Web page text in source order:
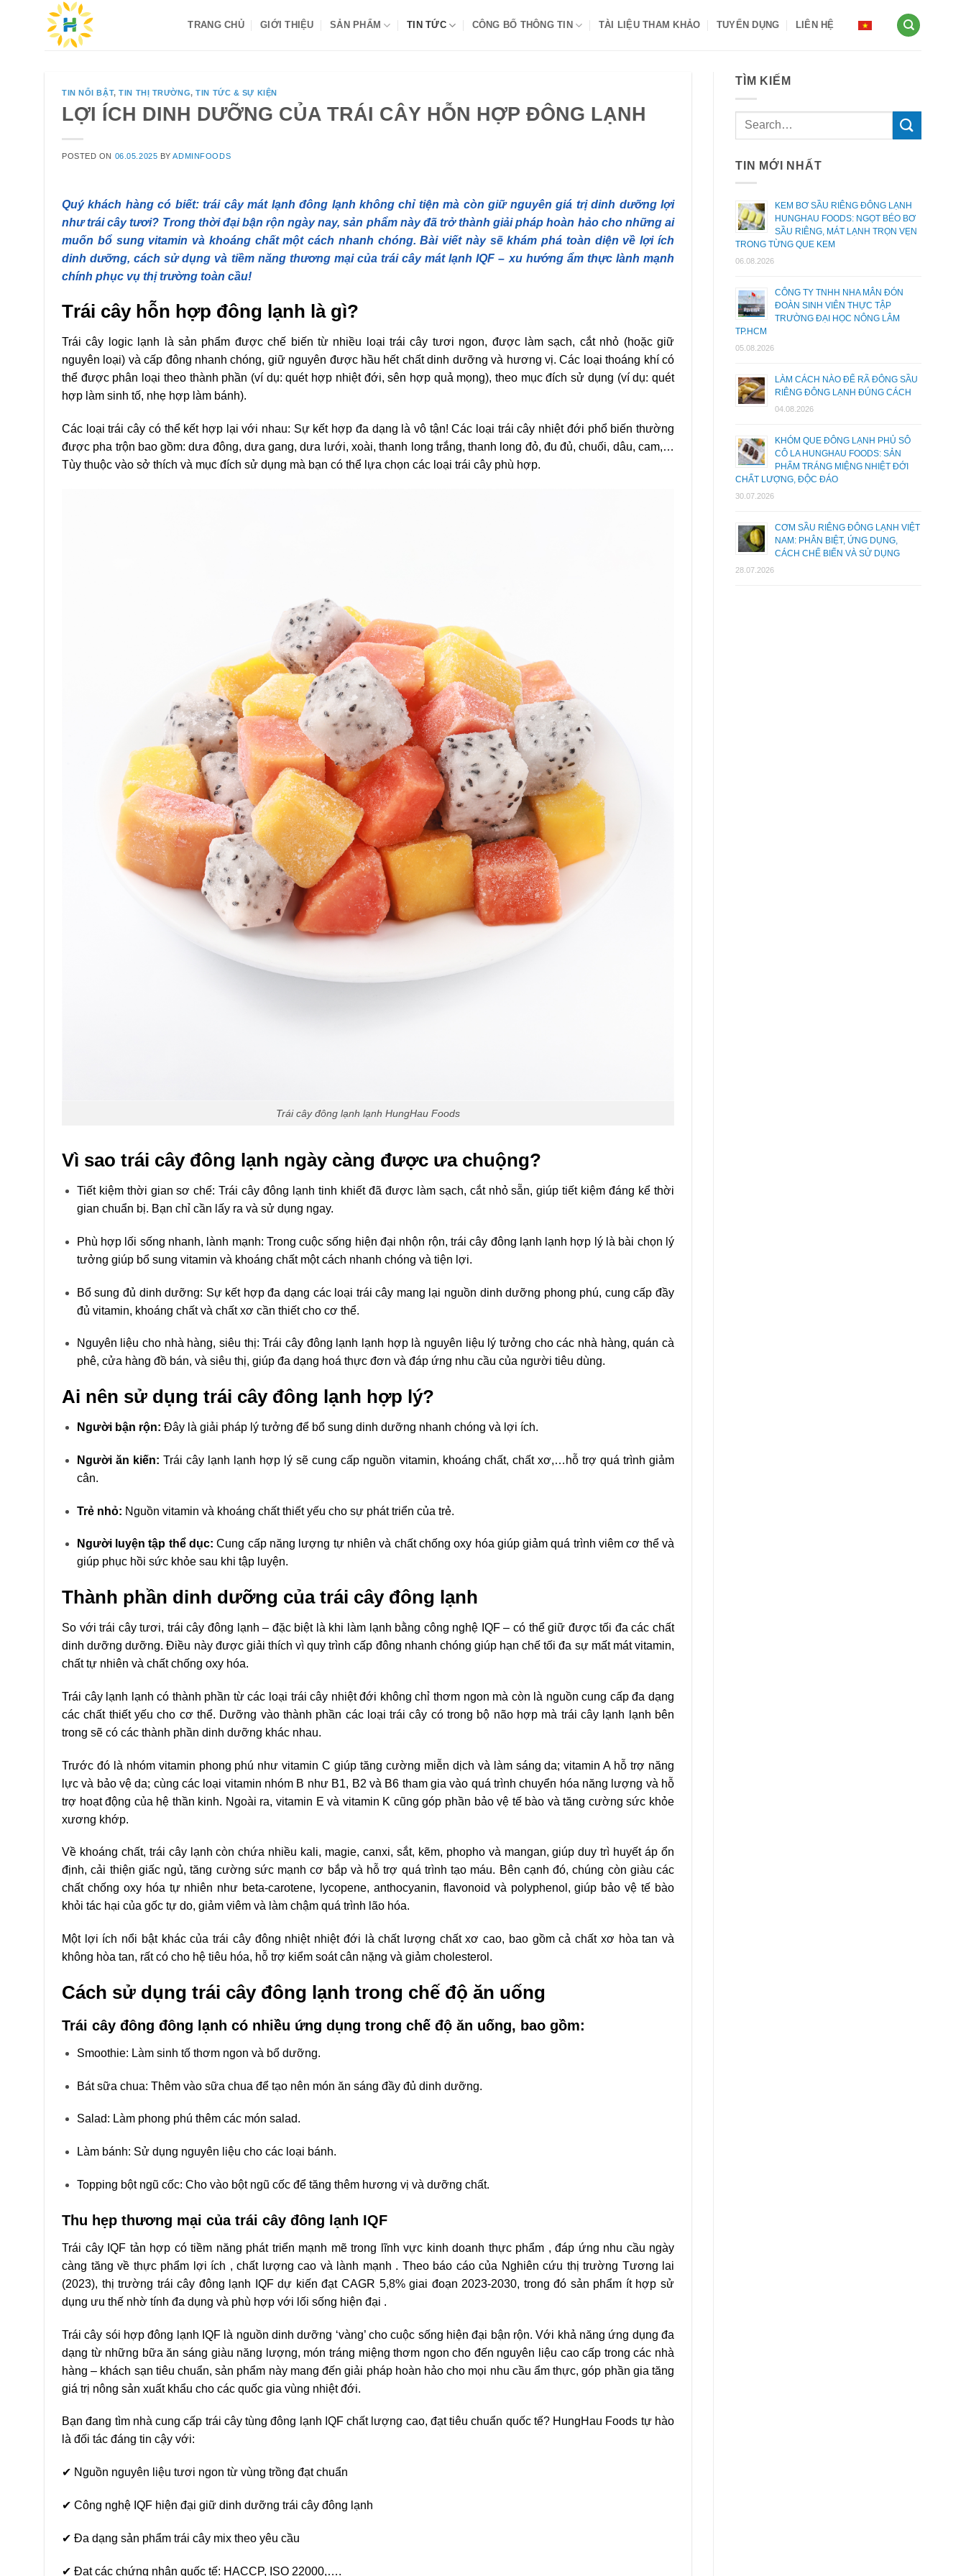
TRANG CHỦ GIỚI THIỆU SẢN PHẨM TIN TỨC CÔNG BỐ THÔNG TIN TÀI LIỆU THAM KHẢO TUYỂN DỤNG LIÊN HỆ
TIN NỔI BẬT,TIN THỊ TRƯỜNG,TIN TỨC & SỰ KIỆN
LỢI ÍCH DINH DƯỠNG CỦA TRÁI CÂY HỖN HỢP ĐÔNG LẠNH
POSTED ON 06.05.2025 BYADMINFOODS
Quý khách hàng có biết: trái cây mát lạnh đông lạnh không chỉ tiện mà còn giữ nguyên giá trị dinh dưỡng lợi
như trái cây tươi? Trong thời đại bận rộn ngày nay, sản phẩm này đã trở thành giải pháp hoàn hảo cho những ai
muốn bổ sung vitamin và khoáng chất một cách nhanh chóng. Bài viết này sẽ khám phá toàn diện về lợi ích
dinh dưỡng, cách sử dụng và tiềm năng thương mại của trái cây mát lạnh IQF – xu hướng ẩm thực lành mạnh
chính phục vụ thị trường toàn cầu!
Trái câyhỗn hợp đông lạnh àgì?
Trái cây logic lạnh là sản phẩm được chế biến từ nhiều loại trái cây tươi ngon, được làm sạch, cắt nhỏ (hoặc giữ
nguyên loại) và cấp đông nhanh chóng, giữ nguyên được hầu hết chất dinh dưỡng và hương vị. Các loại thoáng khí có
thể được phân loại theo thành phần (ví dụ: quét hợp nhiệt đới, sên hợp quả mọng), theo mục đích sử dụng (ví dụ: quét
hợp làm sinh tố, nhẹ hợp làm bánh).
Các loại trái cây có thể kết hợp lại với nhau: Sự kết hợp đa dạng là vô tận! Các loại trái cây nhiệt đới phổ biến thường
được pha trộn bao gồm: dưa đông, dưa gang, dưa lưới, xoài, thanh long trắng, thanh long đỏ, đu đủ, chuối, dâu, cam,…
Tùy thuộc vào sở thích và mục đích sử dụng mà bạn có thể lựa chọn các loại trái cây phù hợp.
Trái cây đông lạnh lạnh HungHau Foods
Vì sao trái cây đông lạnh ngày càng được ưa chuộng?
Tiết kiệm thời gian sơ chế: Trái cây đông lạnh tinh khiết đã được làm sạch, cắt nhỏ sẵn, giúp tiết kiệm đáng kể thời
gian chuẩn bị. Bạn chỉ cần lấy ra và sử dụng ngay.
Phù hợp lối sống nhanh, lành mạnh: Trong cuộc sống hiện đại nhộn rộn, trái cây đông lạnh lạnh hợp lý là bài chọn lý
tưởng giúp bổ sung vitamin và khoáng chất một cách nhanh chóng và tiện lợi.
Bổ sung đủ dinh dưỡng: Sự kết hợp đa dạng các loại trái cây mang lại nguồn dinh dưỡng phong phú, cung cấp đầy
đủ vitamin, khoáng chất và chất xơ cần thiết cho cơ thể.
Nguyên liệu cho nhà hàng, siêu thị: Trái cây đông lạnh lạnh hợp là nguyên liệu lý tưởng cho các nhà hàng, quán cà
phê, cửa hàng đồ bán, và siêu thị, giúp đa dạng hoá thực đơn và đáp ứng nhu cầu của người tiêu dùng.
Ai nên sử dụng trái cây đông lạnh hợp lý?
Người bận rộn: Đây là giải pháp lý tưởng để bổ sung dinh dưỡng nhanh chóng và lợi ích.
Người ăn kiến: Trái cây lạnh lạnh hợp lý sẽ cung cấp nguồn vitamin, khoáng chất, chất xơ,…hỗ trợ quá trình giảm
cân.
Trẻ nhỏ: Nguồn vitamin và khoáng chất thiết yếu cho sự phát triển của trẻ.
Người luyện tập thể dục: Cung cấp năng lượng tự nhiên và chất chống oxy hóa giúp giảm quá trình viêm cơ thể và
giúp phục hồi sức khỏe sau khi tập luyện.
Thành phần dinh dưỡng của trái cây đông lạnh
So với trái cây tươi, trái cây đông lạnh – đặc biệt là khi làm lạnh bằng công nghệ IQF – có thể giữ được tối đa các chất
dinh dưỡng dưỡng. Điều này được giải thích vì quy trình cấp đông nhanh chóng giúp hạn chế tối đa sự mất mát vitamin,
chất tự nhiên và chất chống oxy hóa.
Trái cây lạnh lạnh có thành phần từ các loại trái cây nhiệt đới không chỉ thơm ngon mà còn là nguồn cung cấp đa dạng
các chất thiết yếu cho cơ thể. Dưỡng vào thành phần các loại trái cây có trong bộ não hợp mà trái cây lạnh lạnh bên
trong sẽ có các thành phần dinh dưỡng khác nhau.
Trước đó là nhóm vitamin phong phú như vitamin C giúp tăng cường miễn dịch và làm sáng da; vitamin A hỗ trợ năng
lực và bảo vệ da; cùng các loại vitamin nhóm B như B1, B2 và B6 tham gia vào quá trình chuyển hóa năng lượng và hỗ
trợ hoạt động của hệ thần kinh. Ngoài ra, vitamin E và vitamin K cũng góp phần bảo vệ tế bào và tăng cường sức khỏe
xương khớp.
Về khoáng chất, trái cây lạnh còn chứa nhiều kali, magie, canxi, sắt, kẽm, phopho và mangan, giúp duy trì huyết áp ổn
định, cải thiện giấc ngủ, tăng cường sức mạnh cơ bắp và hỗ trợ quá trình tạo máu. Bên cạnh đó, chúng còn giàu các
chất chống oxy hóa tự nhiên như beta-carotene, lycopene, anthocyanin, flavonoid và polyphenol, giúp bảo vệ tế bào
khỏi tác hại của gốc tự do, giảm viêm và làm chậm quá trình lão hóa.
Một lợi ích nổi bật khác của trái cây đông nhiệt nhiệt đới là chất lượng chất xơ cao, bao gồm cả chất xơ hòa tan và
không hòa tan, rất có cho hệ tiêu hóa, hỗ trợ kiểm soát cân nặng và giảm cholesterol.
Cách sử dụng trái cây đông lạnh trong chế độ ăn uống
Trái cây đông đông lạnh có nhiều ứng dụng trong chế độ ăn uống, bao gồm:
Smoothie: Làm sinh tố thơm ngon và bổ dưỡng.
Bát sữa chua: Thêm vào sữa chua để tạo nên món ăn sáng đầy đủ dinh dưỡng.
Salad: Làm phong phú thêm các món salad.
Làm bánh: Sử dụng nguyên liệu cho các loại bánh.
Topping bột ngũ cốc: Cho vào bột ngũ cốc để tăng thêm hương vị và dưỡng chất.
Thu hẹp thương mại củatrái cây đông lạnh IQF
Trái cây IQF tản hợp có tiềm năng phát triển mạnh mẽ trong lĩnh vực kinh doanh thực phẩm , đáp ứng nhu cầu ngày
càng tăng về thực phẩm lợi ích , chất lượng cao và lành mạnh . Theo báo cáo của Nghiên cứu thị trường Tương lai
(2023), thịtrường tráicây đông lạnh IQFdự kiếnđạtCAGR 5,8%giai đoạn 2023-2030, trongđó sản phẩm ít hợpsử
dụng ưu thế nhờ tính đa dụng và phù hợp với lối sống hiện đại .
Trái cây sói hợp đông lạnh IQF là nguồn dinh dưỡng ‘vàng’ cho cuộc sống hiện đại bận rộn. Với khả năng ứng dụng đa
dạng từ những bữa ăn sáng giàu năng lượng, món tráng miệng thơm ngon cho đến nguyên liệu cao cấp trong các nhà
hàng – khách sạn tiêu chuẩn, sản phẩm này mang đến giải pháp hoàn hảo cho mọi nhu cầu ẩm thực, góp phần gia tăng
giá trị nông sản xuất khẩu cho các quốc gia vùng nhiệt đới.
Bạn đang tìm nhà cung cấp trái cây tùng đông lạnh IQF chất lượng cao, đạt tiêu chuẩn quốc tế? HungHau Foods tự hào
là đối tác đáng tin cậy với:
✔ Nguồn nguyên liệu tươi ngon từ vùng trồng đạt chuẩn
✔ Công nghệ IQF hiện đại giữ dinh dưỡng trái cây đông lạnh
✔ Đa dạng sản phẩm trái cây mix theo yêu cầu
✔ Đạt các chứng nhận quốc tế: HACCP, ISO 22000,….
TÌM KIẾM
TIN MỚI NHẤT
KEM BƠ SẦU RIÊNG ĐÔNG LẠNH
HUNGHAU FOODS: NGỌT BÉO BƠ
SẦU RIÊNG, MÁT LẠNH TRỌN VẸN
TRONG TỪNG QUE KEM
06.08.2026
CÔNG TY TNHH NHA MÂN ĐÓN
ĐOÀN SINH VIÊN THỰC TẬP
TRƯỜNG ĐẠI HỌC NÔNG LÂM
TP.HCM
05.08.2026
LÀM CÁCH NÀO ĐỂ RÃ ĐÔNG SẦU
RIÊNG ĐÔNG LẠNH ĐÚNG CÁCH
04.08.2026
KHÓM QUE ĐÔNG LẠNH PHỦ SÔ
CÔ LA HUNGHAU FOODS: SẢN
PHẨM TRÁNG MIỆNG NHIỆT ĐỚI
CHẤT LƯỢNG, ĐỘC ĐÁO
30.07.2026
CƠM SẦU RIÊNG ĐÔNG LẠNH VIỆT
NAM: PHÂN BIỆT, ỨNG DỤNG,
CÁCH CHẾ BIẾN VÀ SỬ DỤNG
28.07.2026